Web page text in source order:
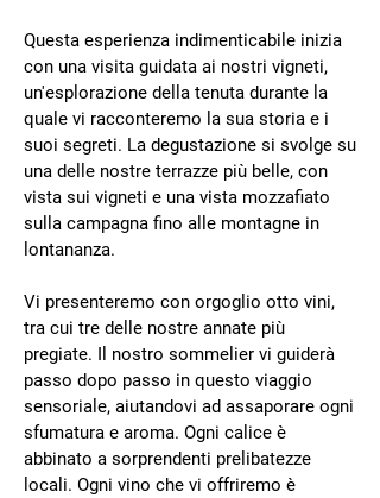
Questa esperienza indimenticabile inizia
con una visita guidata ai nostri vigneti,
un'esplorazione della tenuta durante la
quale vi racconteremo la sua storia e i
suoi segreti. La degustazione si svolge su
una delle nostre terrazze più belle, con
vista sui vigneti e una vista mozzafiato
sulla campagna fino alle montagne in
lontananza.
Vi presenteremo con orgoglio otto vini,
tra cui tre delle nostre annate più
pregiate. Il nostro sommelier vi guiderà
passo dopo passo in questo viaggio
sensoriale, aiutandovi ad assaporare ogni
sfumatura e aroma. Ogni calice è
abbinato a sorprendenti prelibatezze
locali. Ogni vino che vi offriremo è